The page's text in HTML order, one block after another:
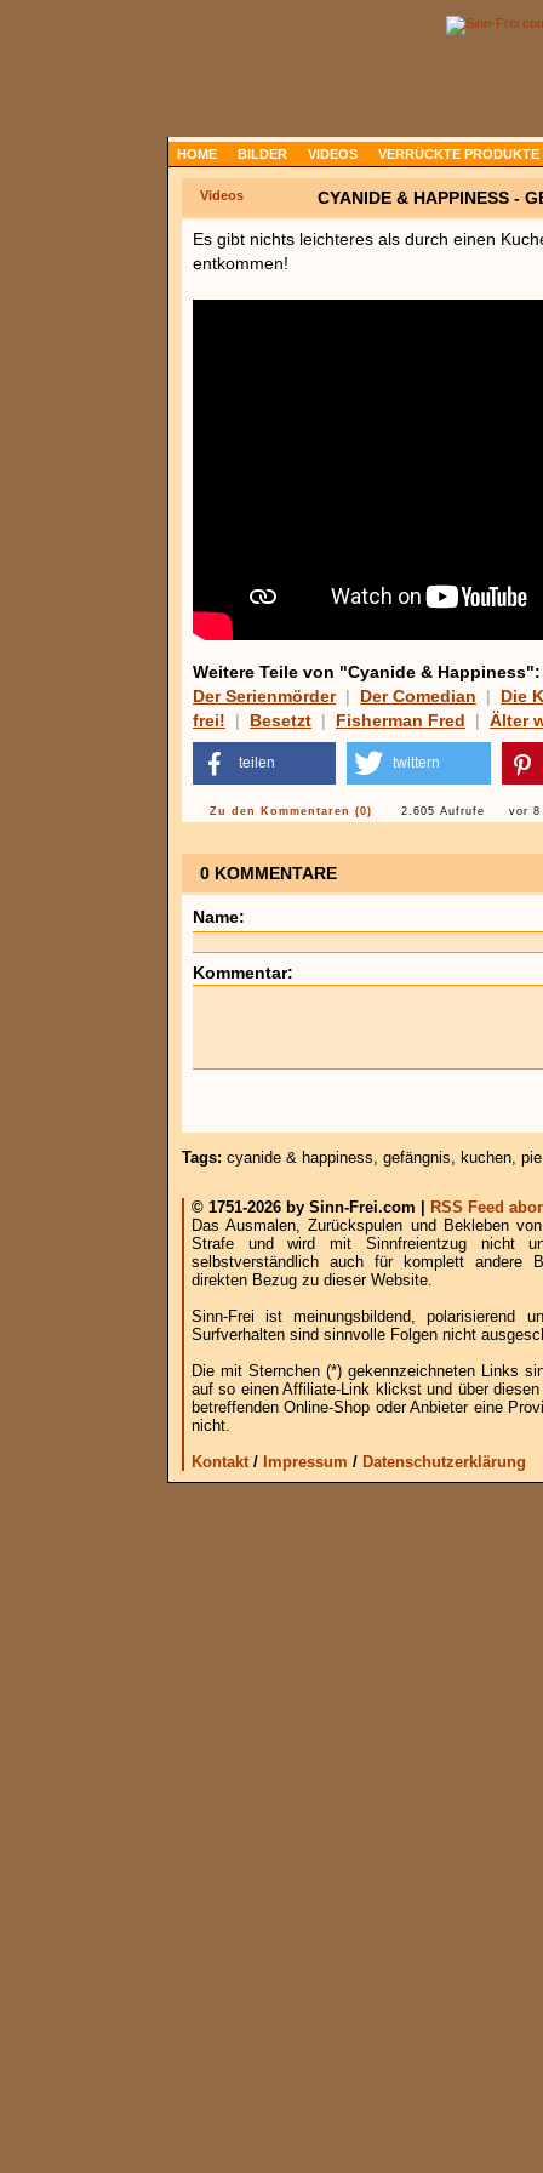
HOME BILDER VIDEOS VERRÜCKTE PRODUKTE
Videos CYANIDE & HAPPINESS -
Es gibt nichts leichteres als durch einen
entkommen!
Weitere Teile von "Cyanide & Happiness":
Der Serienmörder | Der Comedian |
Die
frei!
| Besetzt | Fisherman Fred | Älter
teilen twittern
Zu den Kommentaren (0) 2.605 Aufrufe vor 8
0 KOMMENTARE
Name:
Kommentar:
Tags: cyanide & happiness, gefängnis, kuchen, pie
© 1751-2026 by Sinn-Frei.com |
RSS Feed
Das Ausmalen, Zurückspulen und Bekleben
Strafe und wird mit Sinnfreientzug nicht
selbstverständlich auch für komplett andere
direkten Bezug zu dieser Website.
Sinn-Frei ist meinungsbildend, polarisierend
Surfverhalten sind sinnvolle Folgen nicht
Die mit Sternchen (*) gekennzeichneten Links
auf so einen Affiliate-Link klickst und über
betreffenden Online-Shop oder Anbieter eine
nicht.
Kontakt/ Impressum / Datenschutzerklärung